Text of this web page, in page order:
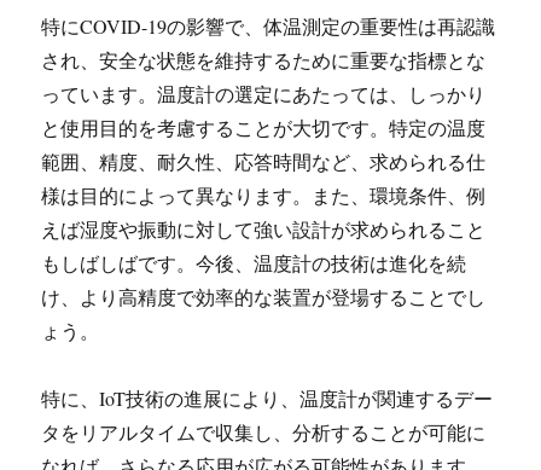
特にCOVID-19の影響で、体温測定の重要性は再認識
され、安全な状態を維持するために重要な指標とな
っています。温度計の選定にあたっては、しっかり
と使用目的を考慮することが大切です。特定の温度
範囲、精度、耐久性、応答時間など、求められる仕
様は目的によって異なります。また、環境条件、例
えば湿度や振動に対して強い設計が求められること
もしばしばです。今後、温度計の技術は進化を続
け、より高精度で効率的な装置が登場することでし
ょう。
特に、IoT技術の進展により、温度計が関連するデー
タをリアルタイムで収集し、分析することが可能に